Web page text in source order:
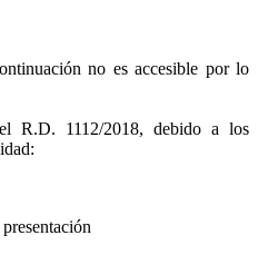
no es accesible por lo
R.D. 1112/2018, debido a los